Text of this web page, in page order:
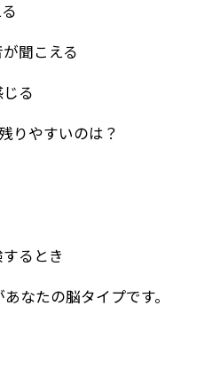
聞こえる
る
りやすいのは？
るとき
なたの脳タイプです。